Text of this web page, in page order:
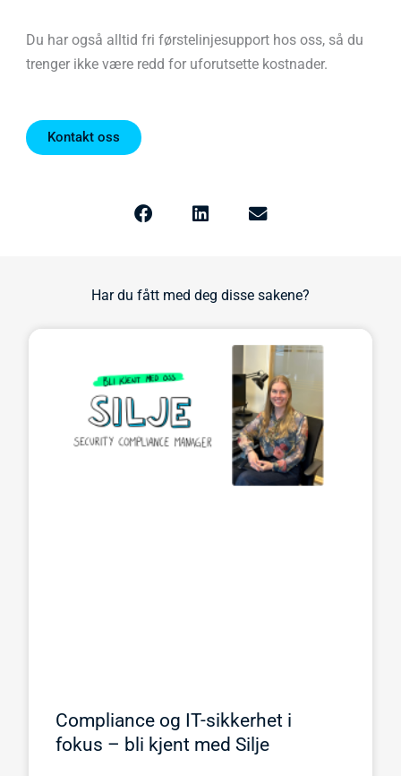
Du har også alltid fri førstelinjesupport hos oss, så du
trenger ikke være redd for uforutsette kostnader.
Kontakt oss
Har du fått med deg disse sakene?
Compliance og IT-sikkerhet i
fokus – bli kjent med Silje